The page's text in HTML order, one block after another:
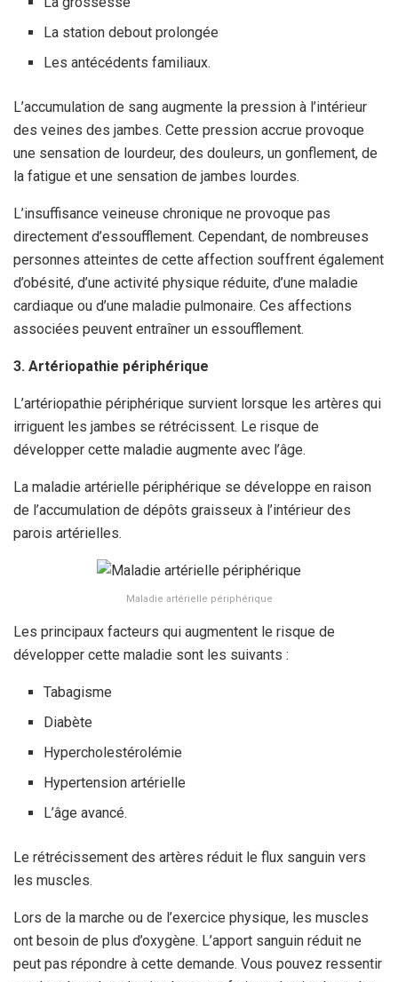
La station debout prolongée
Les antécédents familiaux.
L’accumulation de sang augmente la pression à l’intérieur
des veines des jambes. Cette pression accrue provoque
une sensation de lourdeur, des douleurs, un gonflement, de
la fatigue et une sensation de jambes lourdes.
L’insuffisance veineuse chronique ne provoque pas
directement d’essoufflement. Cependant, de nombreuses
personnes atteintes de cette affection souffrent également
d’obésité, d’une activité physique réduite, d’une maladie
cardiaque ou d’une maladie pulmonaire. Ces affections
associées peuvent entraîner un essoufflement.
3. Artériopathie périphérique
L’artériopathie périphérique survient lorsque les artères qui
irriguent les jambes se rétrécissent. Le risque de
développer cette maladie augmente avec l’âge.
La maladie artérielle périphérique se développe en raison
de l’accumulation de dépôts graisseux à l’intérieur des
parois artérielles.
Maladie artérielle périphérique
Les principaux facteurs qui augmentent le risque de
développer cette maladie sont les suivants :
Tabagisme
Diabète
Hypercholestérolémie
Hypertension artérielle
L’âge avancé.
Le rétrécissement des artères réduit le flux sanguin vers
les muscles.
Lors de la marche ou de l’exercice physique, les muscles
ont besoin de plus d’oxygène. L’apport sanguin réduit ne
peut pas répondre à cette demande. Vous pouvez ressentir